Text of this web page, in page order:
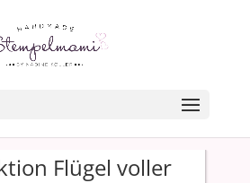
Flügel voller